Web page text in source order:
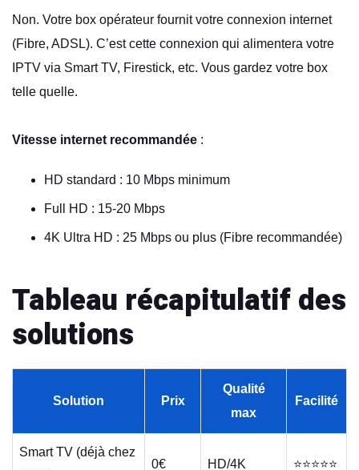
Non. Votre box opérateur fournit votre connexion internet
(Fibre, ADSL). C’est cette connexion qui alimentera votre
IPTV via Smart TV, Firestick, etc. Vous gardez votre box
telle quelle.
Vitesse internet recommandée :
HD standard : 10 Mbps minimum
Full HD : 15-20 Mbps
4K Ultra HD : 25 Mbps ou plus (Fibre recommandée)
Tableau récapitulatif des
solutions
Solution Prix
Qualité
max
Facilité
Smart TV (déjà chez
0€ HD/4K ⭐⭐⭐⭐⭐